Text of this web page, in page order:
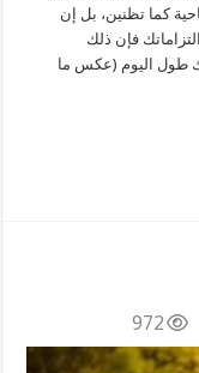
كما تظنين، بل إن
فإن ذلك
طول اليوم (عكس ما
972